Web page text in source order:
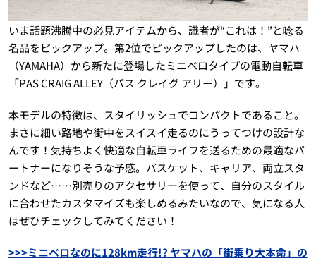
いま話題沸騰中の必見アイテムから、識者が“これは！”と唸る
名品をピックアップ。第2位でピックアップしたのは、ヤマハ
（YAMAHA）から新たに登場したミニベロタイプの電動自転車
「PAS CRAIG ALLEY（パス クレイグ アリー）」です。
本モデルの特徴は、スタイリッシュでコンパクトであること。
まさに細い路地や街中をスイスイ走るのにうってつけの設計な
んです！気持ちよく快適な自転車ライフを送るための最適なパ
ートナーになりそうな予感。バスケット、キャリア、両立スタ
ンドなど……別売りのアクセサリーを使って、自分のスタイル
に合わせたカスタマイズも楽しめるみたいなので、気になる人
はぜひチェックしてみてください！
>>>ミニベロなのに128km走行!? ヤマハの「街乗り大本命」の